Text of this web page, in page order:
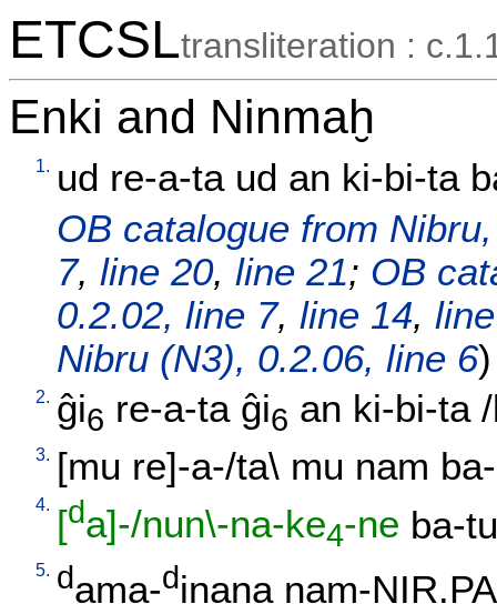
ETCSLtransliteration :
Enki and Ninmaḫ
1. ud re-a-ta ud an ki-bi-ta
OB catalogue from
7, line 20, line 21; OB
0.2.02, line 7, line 14,
Nibru (N3), 0.2.06, line 6)
2. ĝi6 re-a-ta ĝi6 an ki-bi-ta/
3. [mu re]-a-/ta\ mu nam
4. [da]-/nun\-na-ke4-ne ba-
5. dama-dinana nam-